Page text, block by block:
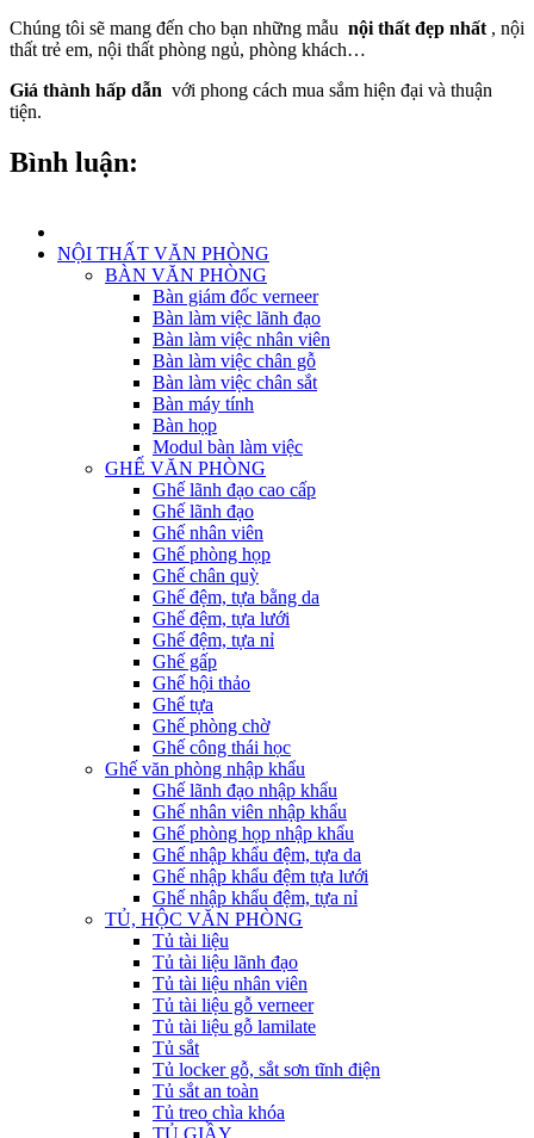
Chúng tôi sẽ mang đến cho bạn những mẫu nội thất đẹp nhất , nội
thất trẻ em, nội thất phòng ngủ, phòng khách…
Giá thành hấp dẫn với phong cách mua sắm hiện đại và thuận
tiện.
Bình luận:
NỘI THẤT VĂN PHÒNG
BÀN VĂN PHÒNG
Bàn giám đốc verneer
Bàn làm việc lãnh đạo
Bàn làm việc nhân viên
Bàn làm việc chân gỗ
Bàn làm việc chân sắt
Bàn máy tính
Bàn họp
Modul bàn làm việc
GHẾ VĂN PHÒNG
Ghế lãnh đạo cao cấp
Ghế lãnh đạo
Ghế nhân viên
Ghế phòng họp
Ghế chân quỳ
Ghế đệm, tựa bằng da
Ghế đệm, tựa lưới
Ghế đệm, tựa nỉ
Ghế gấp
Ghế hội thảo
Ghế tựa
Ghế phòng chờ
Ghế công thái học
Ghế văn phòng nhập khẩu
Ghế lãnh đạo nhập khẩu
Ghế nhân viên nhập khẩu
Ghế phòng họp nhập khẩu
Ghế nhập khẩu đệm, tựa da
Ghế nhập khẩu đệm tựa lưới
Ghế nhập khẩu đệm, tựa nỉ
TỦ, HỘC VĂN PHÒNG
Tủ tài liệu
Tủ tài liệu lãnh đạo
Tủ tài liệu nhân viên
Tủ tài liệu gỗ verneer
Tủ tài liệu gỗ lamilate
Tủ sắt
Tủ locker gỗ, sắt sơn tĩnh điện
Tủ sắt an toàn
Tủ treo chìa khóa